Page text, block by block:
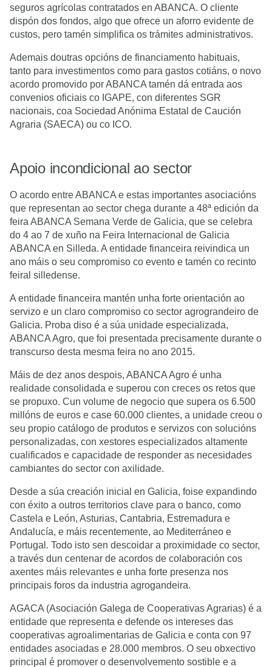
seguros agrícolas contratados en ABANCA. O cliente
dispón dos fondos, algo que ofrece un aforro evidente de
custos, pero tamén simplifica os trámites administrativos.
Ademais doutras opcións de financiamento habituais,
tanto para investimentos como para gastos cotiáns, o novo
acordo promovido por ABANCA tamén dá entrada aos
convenios oficiais co IGAPE, con diferentes SGR
nacionais, coa Sociedad Anónima Estatal de Caución
Agraria (SAECA) ou co ICO.
Apoio incondicional ao sector
O acordo entre ABANCA e estas importantes asociacións
que representan ao sector chega durante a 48ª edición da
feira ABANCA Semana Verde de Galicia, que se celebra
do 4 ao 7 de xuño na Feira Internacional de Galicia
ABANCA en Silleda. A entidade financeira reivindica un
ano máis o seu compromiso co evento e tamén co recinto
feiral silledense.
A entidade financeira mantén unha forte orientación ao
servizo e un claro compromiso co sector agrograndeiro de
Galicia. Proba diso é a súa unidade especializada,
ABANCA Agro, que foi presentada precisamente durante o
transcurso desta mesma feira no ano 2015.
Máis de dez anos despois, ABANCA Agro é unha
realidade consolidada e superou con creces os retos que
se propuxo. Cun volume de negocio que supera os 6.500
millóns de euros e case 60.000 clientes, a unidade creou o
seu propio catálogo de produtos e servizos con solucións
personalizadas, con xestores especializados altamente
cualificados e capacidade de responder as necesidades
cambiantes do sector con axilidade.
Desde a súa creación inicial en Galicia, foise expandindo
con éxito a outros territorios clave para o banco, como
Castela e León, Asturias, Cantabria, Estremadura e
Andalucía, e máis recentemente, ao Mediterráneo e
Portugal. Todo isto sen descoidar a proximidade co sector,
a través dun centenar de acordos de colaboración cos
axentes máis relevantes e unha forte presenza nos
principais foros da industria agrogandeira.
AGACA (Asociación Galega de Cooperativas Agrarias) é a
entidade que representa e defende os intereses das
cooperativas agroalimentarias de Galicia e conta con 97
entidades asociadas e 28.000 membros. O seu obxectivo
principal é promover o desenvolvemento sostible e a